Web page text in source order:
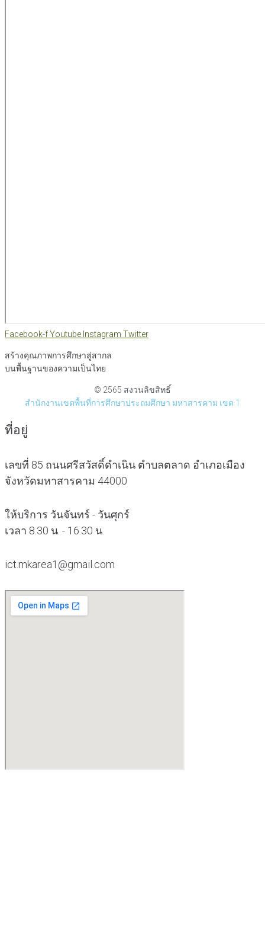
Facebook-fYoutube Instagram Twitter
สร้างคุณภาพการศึกษาสู่สากล
บนพื้นฐานของความเป็นไทย
© 2565 สงวนลิขสิทธิ์
สำนักงานเขตพื้นที่การศึกษาประถมศึกษา มหาสารคาม เขต 1
ที่อยู่
เลขที่ 85 ถนนศรีสวัสดิ์ดำเนิน ตำบลตลาด อำเภอเมือง
จังหวัดมหาสารคาม 44000
ให้บริการ วันจันทร์ - วันศุกร์
เวลา 8.30 น. - 16.30 น.
ict.mkarea1@gmail.com